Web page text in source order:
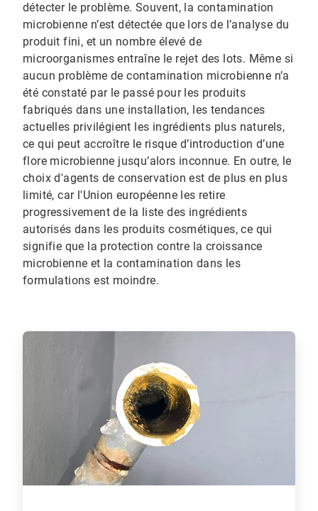
détecter le problème. Souvent, la contamination
microbienne n’est détectée que lors de l’analyse du
produit fini, et un nombre élevé de
microorganismes entraîne le rejet des lots. Même si
aucun problème de contamination microbienne n’a
été constaté par le passé pour les produits
fabriqués dans une installation, les tendances
actuelles privilégient les ingrédients plus naturels,
ce qui peut accroître le risque d’introduction d’une
flore microbienne jusqu’alors inconnue. En outre, le
choix d'agents de conservation est de plus en plus
limité, car l'Union européenne les retire
progressivement de la liste des ingrédients
autorisés dans les produits cosmétiques, ce qui
signifie que la protection contre la croissance
microbienne et la contamination dans les
formulations est moindre.
de
3